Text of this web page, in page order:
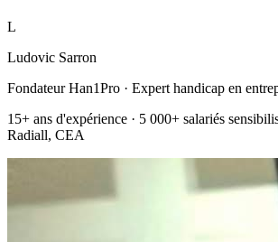
L
Ludovic Sarron
Fondateur Han1Pro · Expert handicap en
15+ ans d'expérience · 5 000+ salariés
Radiall, CEA